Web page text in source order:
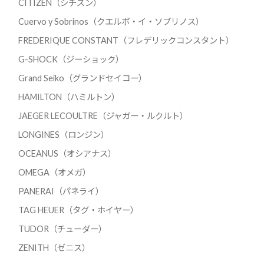
CITIZEN（シチズン）
Cuervo y Sobrinos（クエルボ・イ・ソブリノス）
FREDERIQUE CONSTANT（フレデリックコンスタント）
G-SHOCK（ジーショック）
Grand Seiko（グランドセイコー）
HAMILTON（ハミルトン）
JAEGER LECOULTRE（ジャガー・ルクルト）
LONGINES（ロンジン）
OCEANUS（オシアナス）
OMEGA（オメガ）
PANERAI（パネライ）
TAG HEUER（タグ・ホイヤー）
TUDOR（チューダー）
ZENITH（ゼニス）